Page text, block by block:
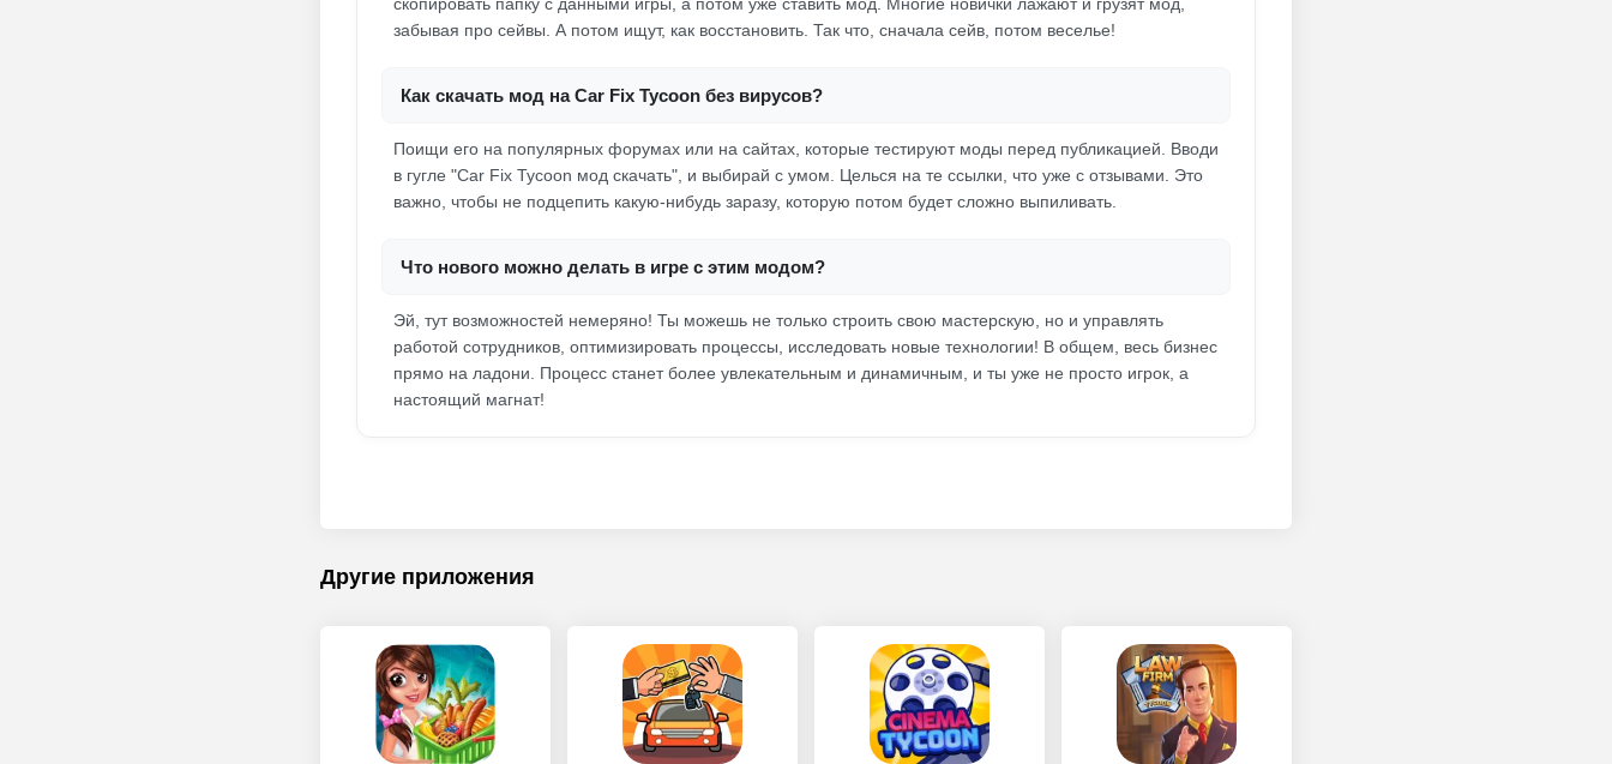
забывая про сейвы. А потом ищут, как восстановить. Так что, сначала сейв, потом веселье!
Как скачать мод на Car Fix Tycoon без вирусов?
Поищи его на популярных форумах или на сайтах, которые тестируют моды перед публикацией. Вводи
в гугле "Car Fix Tycoon мод скачать", и выбирай с умом. Целься на те ссылки, что уже с отзывами. Это
важно, чтобы не подцепить какую-нибудь заразу, которую потом будет сложно выпиливать.
Что нового можно делать в игре с этим модом?
Эй, тут возможностей немеряно! Ты можешь не только строить свою мастерскую, но и управлять
работой сотрудников, оптимизировать процессы, исследовать новые технологии! В общем, весь бизнес
прямо на ладони. Процесс станет более увлекательным и динамичным, и ты уже не просто игрок, а
настоящий магнат!
Другие приложения